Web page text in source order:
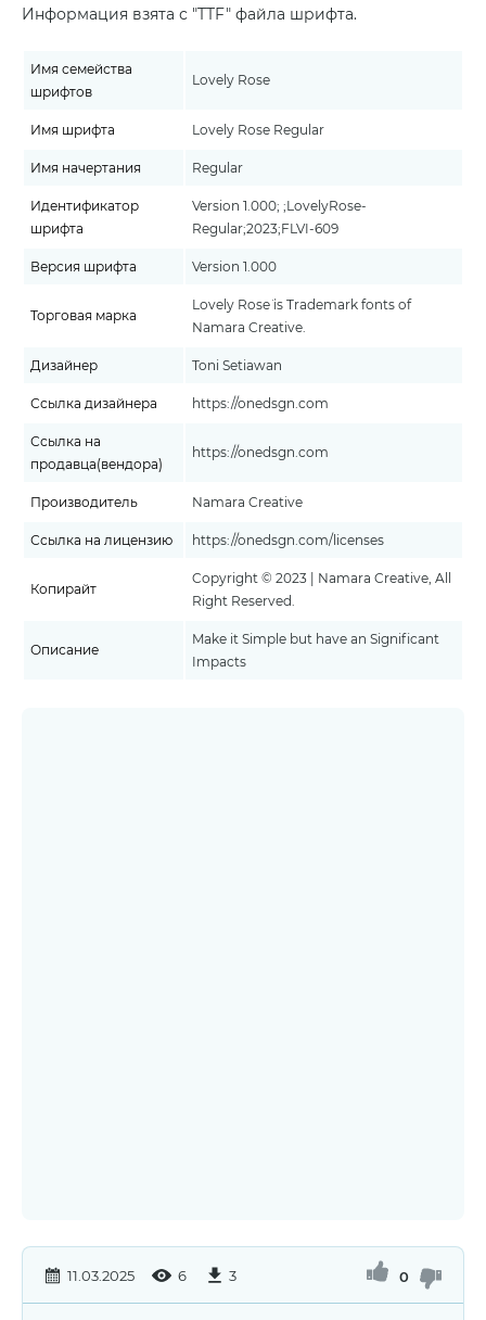
Информация взята с "TTF" файла шрифта.
Имя семейства
шрифтов
Lovely Rose
Имя шрифта Lovely Rose Regular
Имя начертания Regular
Идентификатор
шрифта
Version 1.000; ;LovelyRose-
Regular;2023;FLVI-609
Версия шрифта Version 1.000
Торговая марка
Lovely Rose¨ is Trademark fonts of
Namara Creative.
Дизайнер Toni Setiawan
Ссылка дизайнера https://onedsgn.com
Ссылка на
продавца(вендора)
https://onedsgn.com
Производитель Namara Creative
Ссылка на лицензию https://onedsgn.com/licenses
Копирайт
Copyright © 2023 | Namara Creative, All
Right Reserved.
Описание
Make it Simple but have an Significant
Impacts
11.03.2025 6 3 0